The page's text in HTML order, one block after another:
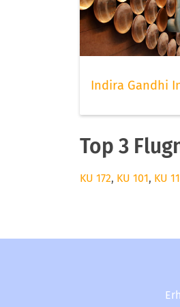
Indira Gandhi
Top 3
KU 172, KU 101, KU